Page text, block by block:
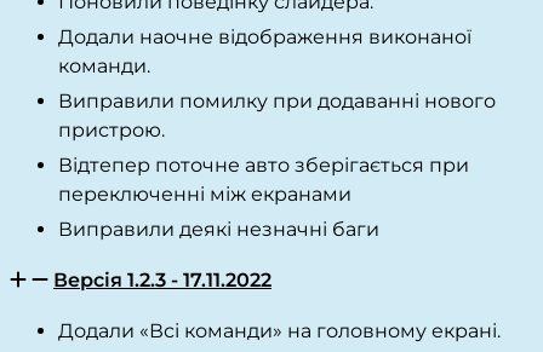
Додали наочне відображення виконаної
команди.
Виправили помилку при додаванні нового
пристрою.
Відтепер поточне авто зберігається при
переключенні між екранами
Виправили деякі незначні баги
Версія 1.2.3 - 17.11.2022
Додали «Всі команди» на головному екрані.